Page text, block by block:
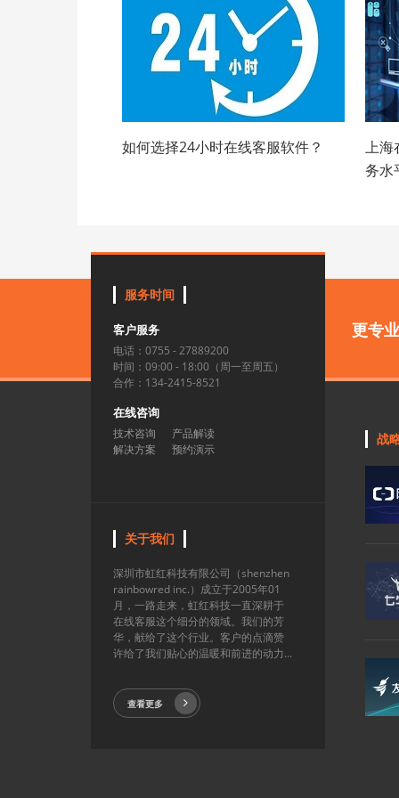
如何选择24小时在线客服软件？
上海
务水
更专
服务时间
客户服务
电话：0755 - 27889200
时间：09:00 - 18:00（周一至周五）
合作：134-2415-8521
在线咨询
技术咨询
产品解读
解决方案
预约演示
关于我们
深圳市虹红科技有限公司（shenzhen
rainbowred inc.）成立于2005年01
月，一路走来，虹红科技一直深耕于
在线客服这个细分的领域。我们的芳
华，献给了这个行业。客户的点滴赞
许给了我们贴心的温暖和前进的动力...
查看更多
战